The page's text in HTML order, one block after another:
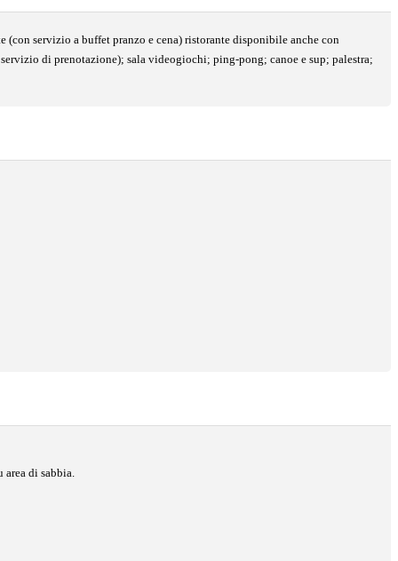
servizio a buffet pranzo e cena) ristorante disponibile anche con
di prenotazione); sala videogiochi; ping-pong; canoe e sup; palestra;
di sabbia.